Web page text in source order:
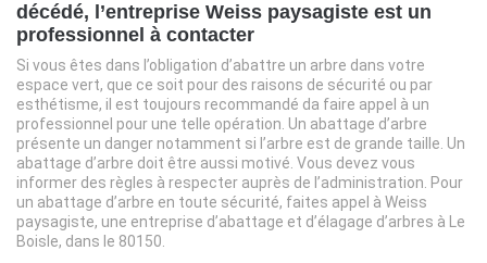
décédé, l’entreprise Weiss paysagiste est un
professionnel à contacter
Si vous êtes dans l’obligation d’abattre un arbre dans votre
espace vert, que ce soit pour des raisons de sécurité ou par
esthétisme, il est toujours recommandé da faire appel à un
professionnel pour une telle opération. Un abattage d’arbre
présente un danger notamment si l’arbre est de grande taille. Un
abattage d’arbre doit être aussi motivé. Vous devez vous
informer des règles à respecter auprès de l’administration. Pour
un abattage d’arbre en toute sécurité, faites appel à Weiss
paysagiste, une entreprise d’abattage et d’élagage d’arbres à Le
Boisle, dans le 80150.